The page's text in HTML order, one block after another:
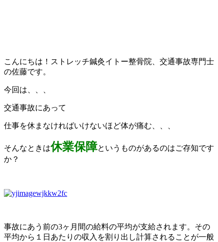
こんにちは！ストレッチ鍼灸イトー整骨院、交通事故専門士
の佐藤です。
今回は、、、
交通事故にあって
仕事を休まなければいけないほど体が痛む、、、
そんなときは休業保障というものがあるのはご存知です
か？
事故にあう前の3ヶ月間の給料の平均が支給されます。その
平均から１日あたりの収入を割り出し計算されることが一般